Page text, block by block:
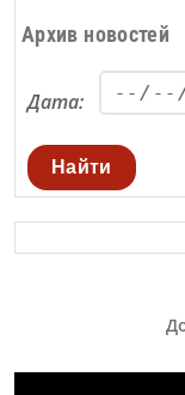
Архив новостей
Дата:
Найти